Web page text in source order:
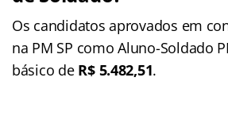
Os candidatos aprovados em
na PM SP como Aluno-Soldado
básico de R$ 5.482,51.